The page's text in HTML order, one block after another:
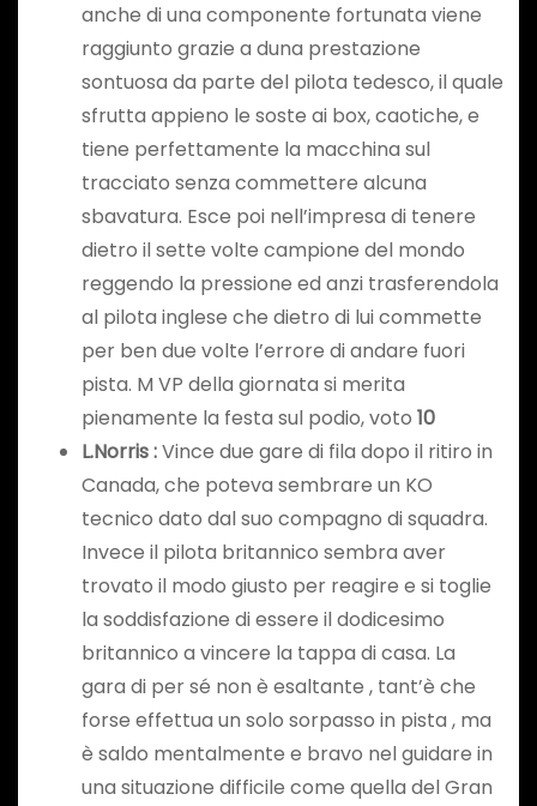
anche di una componente fortunata viene
raggiunto grazie a duna prestazione
sontuosa da parte del pilota tedesco, il quale
sfrutta appieno le soste ai box, caotiche, e
tiene perfettamente la macchina sul
tracciato senza commettere alcuna
sbavatura. Esce poi nell’impresa di tenere
dietro il sette volte campione del mondo
reggendo la pressione ed anzi trasferendola
al pilota inglese che dietro di lui commette
per ben due volte l’errore di andare fuori
pista. M VP della giornata si merita
pienamente la festa sul podio, voto 10
L.Norris:Vince due gare di fila dopo il ritiro in
Canada, che poteva sembrare un KO
tecnico dato dal suo compagno di squadra.
Invece il pilota britannico sembra aver
trovato il modo giusto per reagire e si toglie
la soddisfazione di essere il dodicesimo
britannico a vincere la tappa di casa. La
gara di per sé non è esaltante , tant’è che
forse effettua un solo sorpasso in pista , ma
è saldo mentalmente e bravo nel guidare in
una situazione difficile come quella del Gran